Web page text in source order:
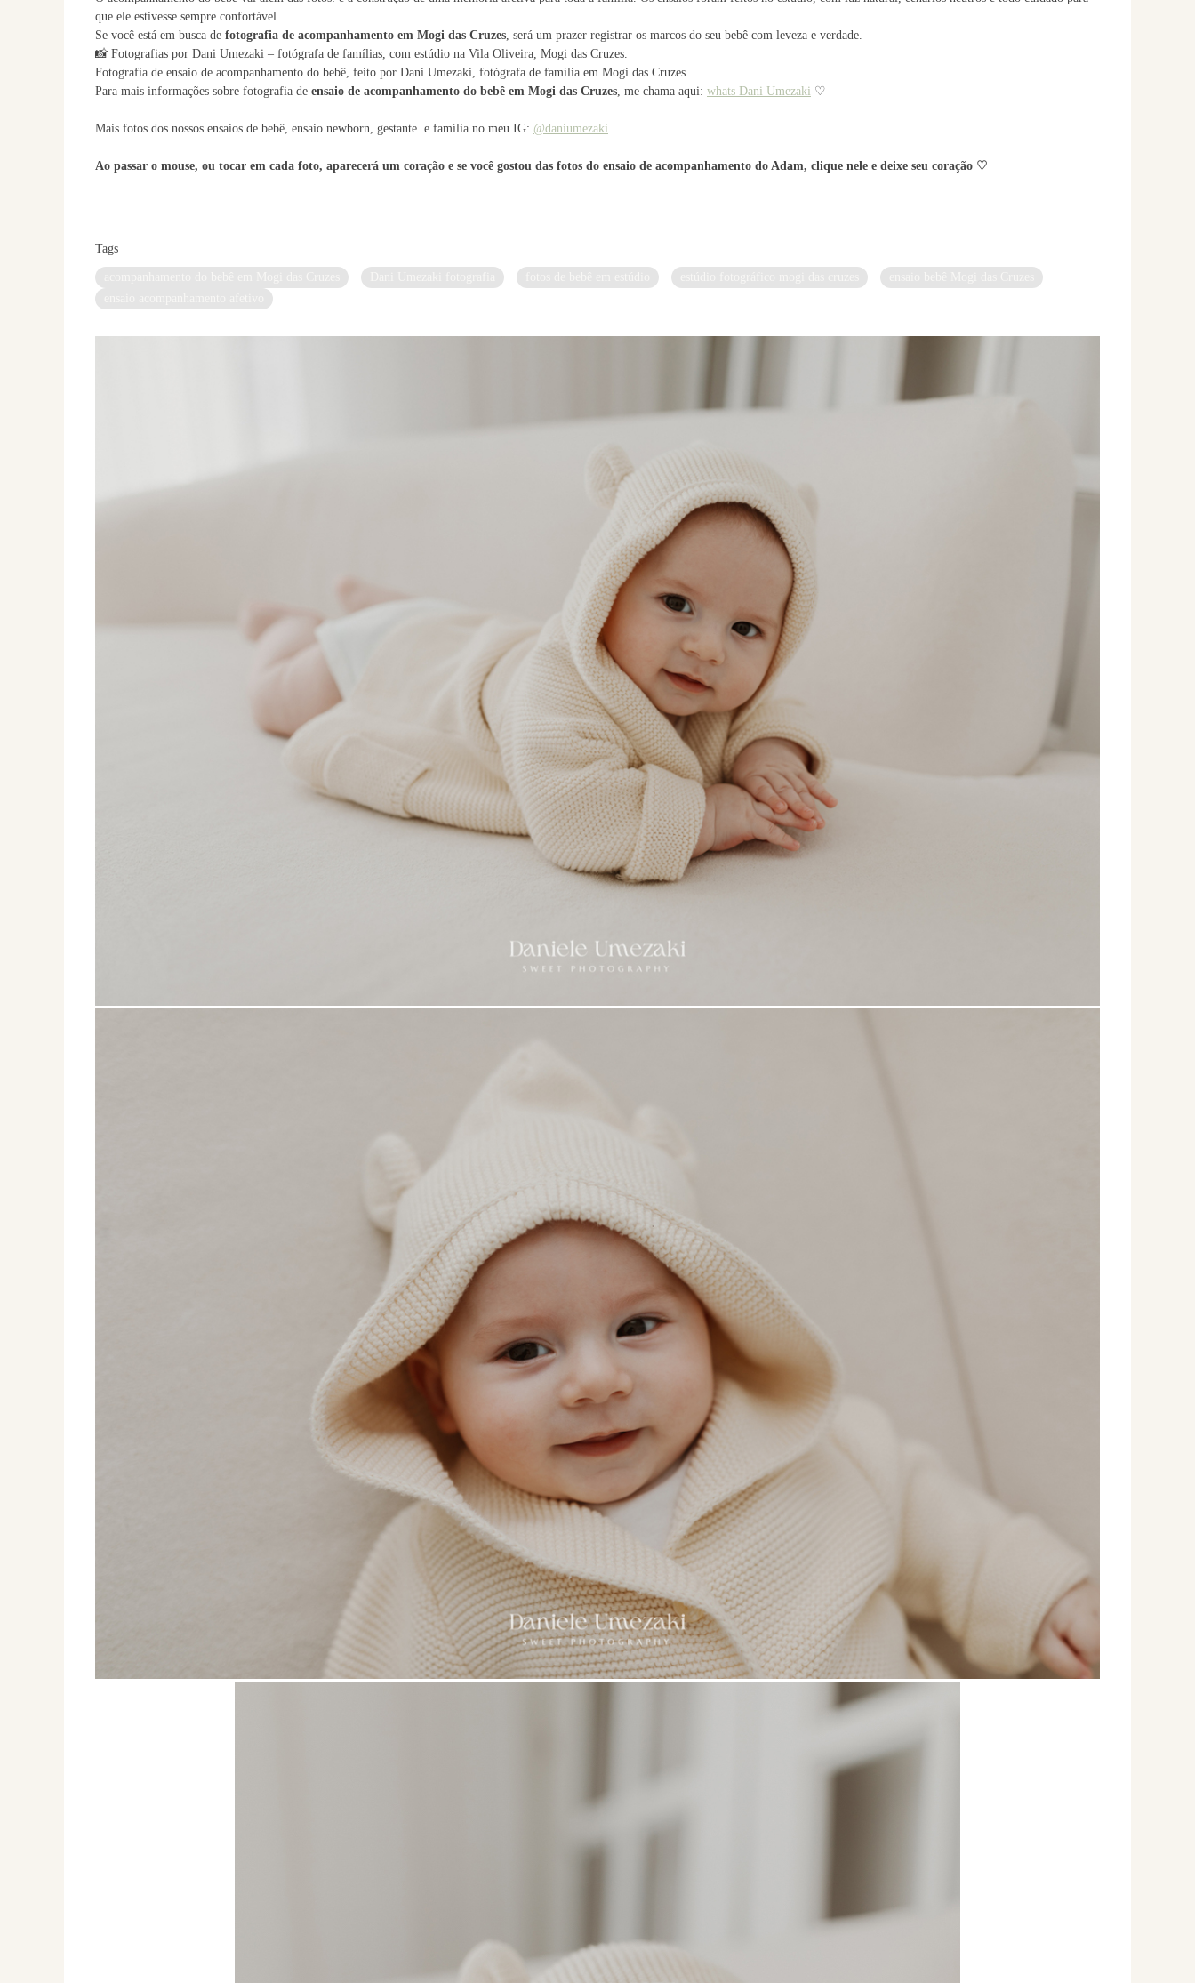
que ele estivesse sempre confortável.
Se você está em busca de fotografia de acompanhamento em Mogi das Cruzes, será um prazer registrar os marcos do seu bebê com leveza e verdade.
📸 Fotografias por Dani Umezaki – fotógrafa de famílias, com estúdio na Vila Oliveira, Mogi das Cruzes.
Fotografia de ensaio de acompanhamento do bebê, feito por Dani Umezaki, fotógrafa de família em Mogi das Cruzes.
Para mais informações sobre fotografia de ensaio de acompanhamento do bebê em Mogi das Cruzes, me chama aqui: whats Dani Umezaki ♡
Mais fotos dos nossos ensaios de bebê, ensaio newborn, gestante e família no meu IG: @daniumezaki
Ao passar o mouse, ou tocar em cada foto, aparecerá um coração e se você gostou das fotos do ensaio de acompanhamento do Adam, clique nele e deixe seu coração ♡
Tags